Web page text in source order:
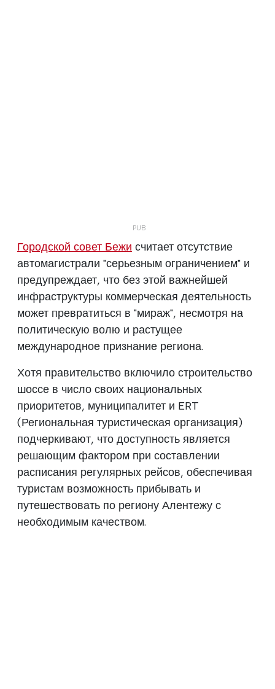
Городской совет Бежи считает отсутствие
автомагистрали "серьезным ограничением" и
предупреждает, что без этой важнейшей
инфраструктуры коммерческая деятельность
может превратиться в "мираж", несмотря на
политическую волю и растущее
международное признание региона.
Хотя правительство включило строительство
шоссе в число своих национальных
приоритетов, муниципалитет и ERT
(Региональная туристическая организация)
подчеркивают, что доступность является
решающим фактором при составлении
расписания регулярных рейсов, обеспечивая
туристам возможность прибывать и
путешествовать по региону Алентежу с
необходимым качеством.